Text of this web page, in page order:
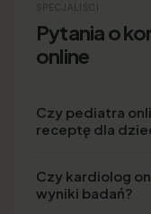
SPECJALIŚCI
Pytania o
online
Czy pediatra
receptę dla
Czy kardiolog
wyniki badań?